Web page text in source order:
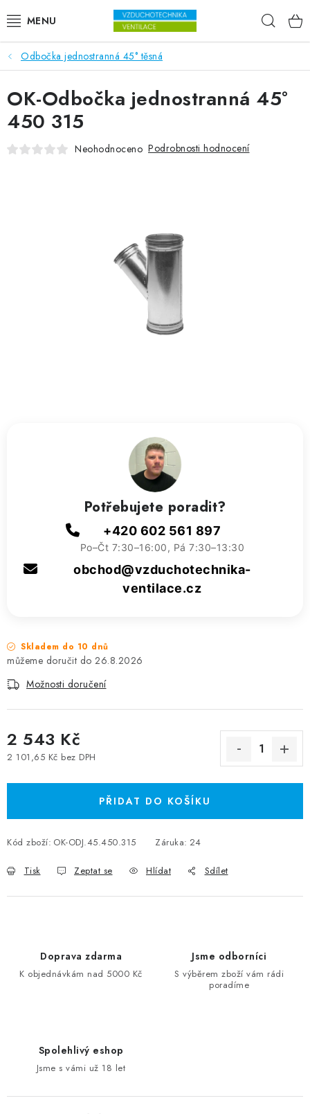
VENTILÁTORY
VZDUCHOTECHNIKA
REKUPERACE
Kontakty
Odbočka jednostranná 45° těsná
Skladem do 10 dnů
26.8.2026
Možnosti doručení
2 543 Kč
2 101,65 Kč bez DPH
PŘIDAT DO KOŠÍKU
Kód zboží: OK-ODJ.45.450.315 Záruka: 24
Tisk Zeptat se Hlídat Sdílet
OK-Odbočka jednostranná 45°
450 315
Neohodnoceno Podrobnosti hodnocení
Potřebujete poradit?
+420 602 561 897
Po–Čt 7:30–16:00, Pá 7:30–13:30
obchod@vzduchotechnika-
ventilace.cz
Doprava zdarma
K objednávkám nad 5000 Kč
Jsme odborníci
S výběrem zboží vám rádi
poradíme
Spolehlivý eshop
Jsme s vámi už 18 let